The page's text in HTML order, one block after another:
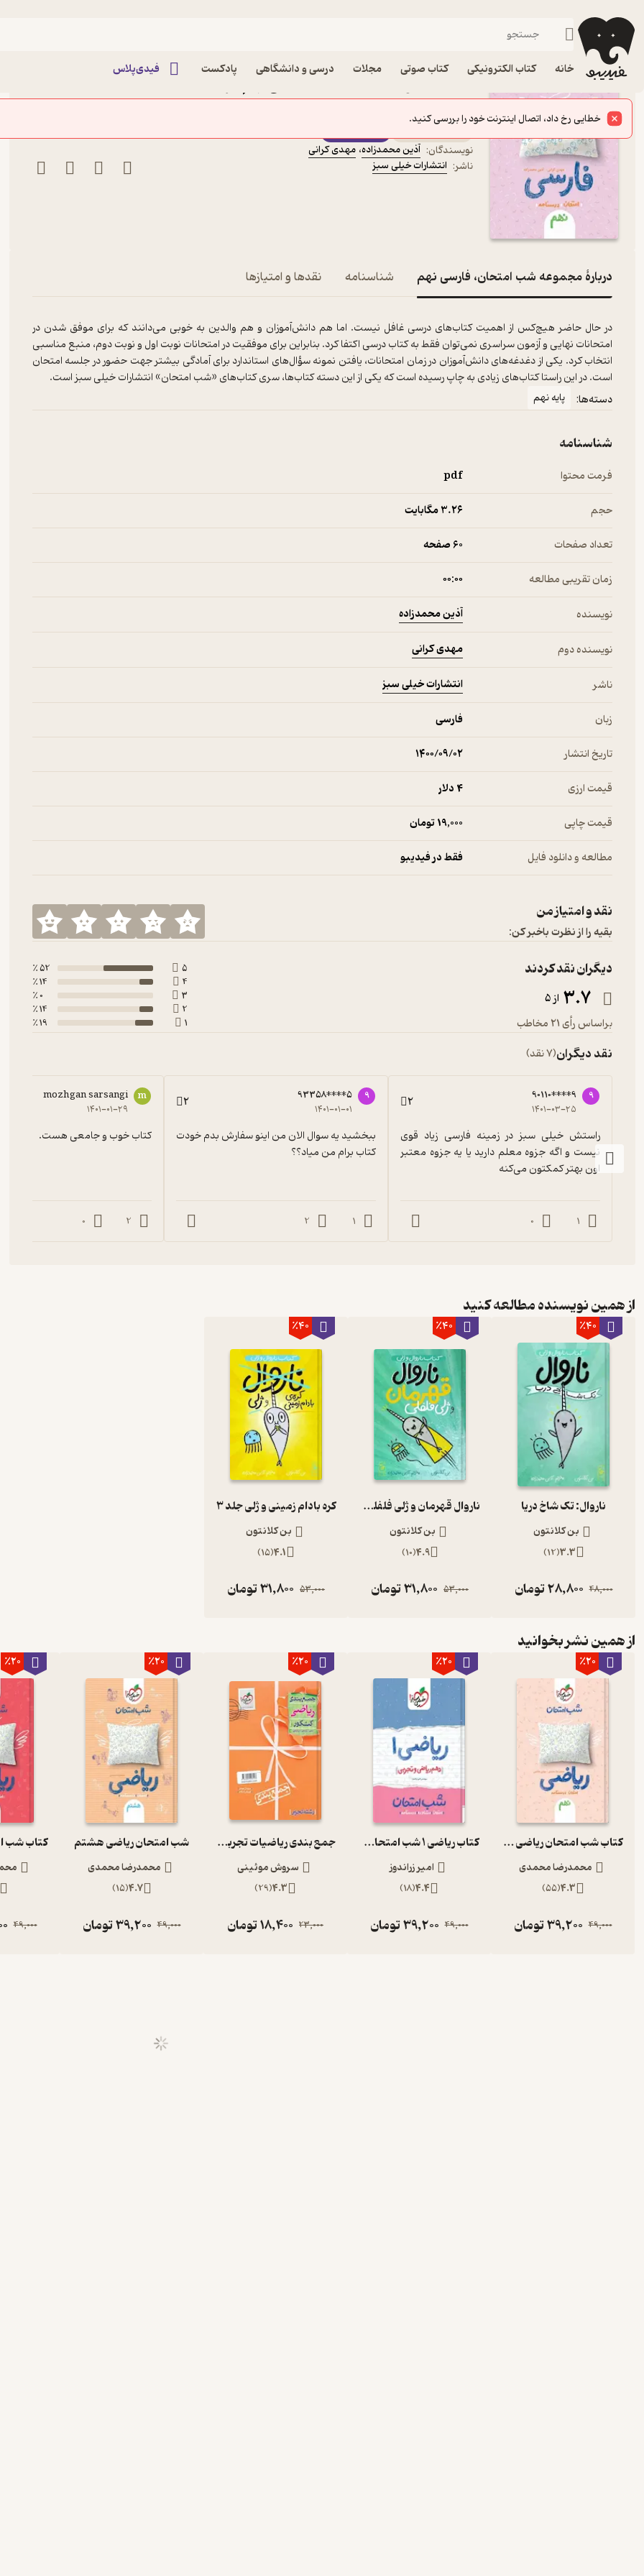
خانه کتاب الکترونیکی کتاب صوتی مجلات درسی و دانشگاهی پادکست فیدی‌پلاس
فیدیبو کتاب درسی، کتاب کمک درسی
محمدزاده نشر انتشارات خیلی سبز
نویسندگان: آذین محمدزاده، مهدی کرانی
ناشر: انتشارات خیلی سبز
دربارۀ مجموعه شب امتحان، فارسی نهم شناسنامه نقدها و امتیازها
در حال حاضر هیچ‌کس از اهمیت کتاب‌های درسی غافل نیست. اما هم دانش‌آموزان و هم والدین به خوبی می‌دانند که برای موفق شدن در
امتحانات نهایی و آزمون سراسری نمی‌توان فقط به کتاب درسی اکتفا کرد. بنابراین برای موفقیت در امتحانات نوبت اول و نوبت دوم، منبع مناسبی
انتخاب کرد. یکی از دغدغه‌های دانش‌آموزان در زمان امتحانات، یافتن نمونه سؤال‌های استاندارد برای آمادگی بیشتر جهت حضور در جلسه امتحان
است. در این راستا کتاب‌های زیادی به چاپ رسیده است که یکی از این دسته کتاب‌ها، سری کتاب‌های «شب امتحان» انتشارات خیلی سبز است.
دسته‌ها: پایه نهم
شناسنامه
فرمت محتوا pdf
حجم 3.۲۶ مگابایت
تعداد صفحات 60 صفحه
زمان تقریبی مطالعه ۰۰:۰۰
نویسنده آذین محمدزاده
نویسنده دوم مهدی کرانی
ناشر انتشارات خیلی سبز
زبان فارسی
تاریخ انتشار ۱۴۰۰/۰۹/۰۲
قیمت ارزی 4 دلار
قیمت چاپی 19,000 تومان
مطالعه و دانلود فایل فقط در فیدیبو
نقد و امتیاز من
بقیه را از نظرت باخبر کن:
دیگران نقد کردند
3.7 از 5
براساس رأی 21 مخاطب
5
52 ٪
4
14 ٪
3
0 ٪
2
14 ٪
1
19 ٪
نقد دیگران(7 نقد)
9
90110****9
۱۴۰۱-۰۳-۲۵ 2
اون بهتر کمکتون می‌کنه
1
0
9
93358****5
۱۴۰۱-۰۱-۰۱ 2
کتاب برام من میاد؟؟
1
2
m
mozhgan sarsangi
۱۴۰۱-۰۱-۲۹
کتاب خوب و جامعی هست.
2
0
از همین نویسنده مطالعه کنید
٪40
ناروال: تک شاخ دریا
بن کلانتون
3.3
(
12
)
48,000
28,800تومان
٪40
ناروال قهرمان و ژلی فلفلی جلد 2
بن کلانتون
4.9
(
10
)
53,000
31,800تومان
٪40
کره بادام زمینی و ژلی جلد 3
بن کلانتون
4.1
(
15
)
53,000
31,800تومان
از همین نشر بخوانید
٪20
کتاب شب امتحان ریاضی نهم
محمدرضا محمدی
4.3
(
55
)
49,000
39,200تومان
٪20
کتاب ریاضی 1 شب امتحان (دهم ریاضی و تجربی)
امیر زراندوز
4.4
(
18
)
49,000
39,200تومان
٪20
جمع بندی ریاضیات تجربی کنکور
سروش موئینی
4.3
(
29
)
23,000
18,400تومان
٪20
شب امتحان ریاضی هشتم
محمدرضا محمدی
4.7
(
15
)
49,000
39,200تومان
٪20
49,000